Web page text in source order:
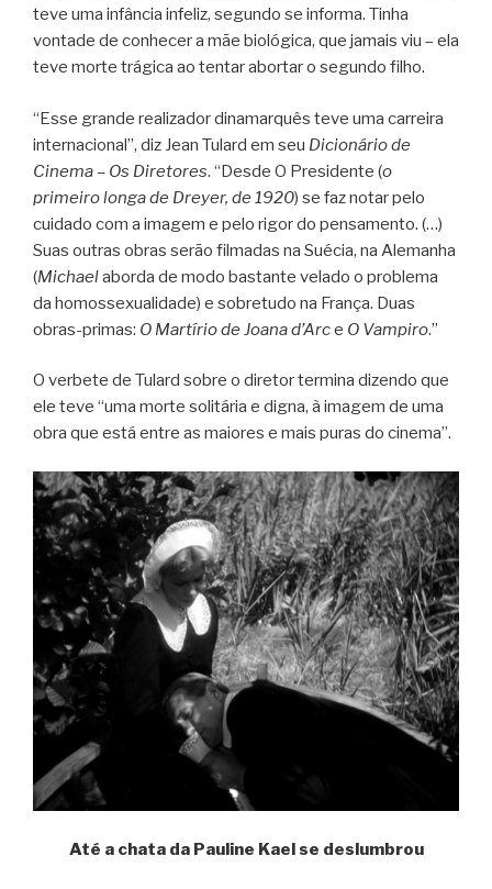
teve uma infância infeliz, segundo se informa. Tinha
vontade de conhecer a mãe biológica, que jamais viu – ela
teve morte trágica ao tentar abortar o segundo filho.
“Esse grande realizador dinamarquês teve uma carreira
internacional”, diz Jean Tulard em seu Dicionário de
Cinema – Os Diretores. “Desde O Presidente (o
primeiro longa de Dreyer, de 1920) se faz notar pelo
cuidado com a imagem e pelo rigor do pensamento. (…)
Suas outras obras serão filmadas na Suécia, na Alemanha
(Michaelaborda de modo bastante velado o problema
da homossexualidade) e sobretudo na França. Duas
obras-primas: O Martírio de Joana d’Arce O Vampiro.”
O verbete de Tulard sobre o diretor termina dizendo que
ele teve “uma morte solitária e digna, à imagem de uma
obra que está entre as maiores e mais puras do cinema”.
Até a chata da Pauline Kael se deslumbrou